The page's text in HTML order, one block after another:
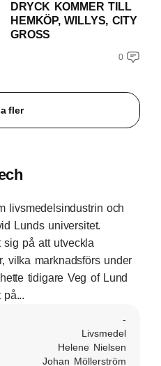
DRYCK KOMMER TILL
HEMKÖP, WILLYS, CITY
GROSS
0
fler
livsmedelsindustrin och
Lunds universitet.
sig på att utveckla
vilka marknadsförs under
tidigare Veg of Lund
-
Livsmedel
Helene Nielsen
Johan Möllerström